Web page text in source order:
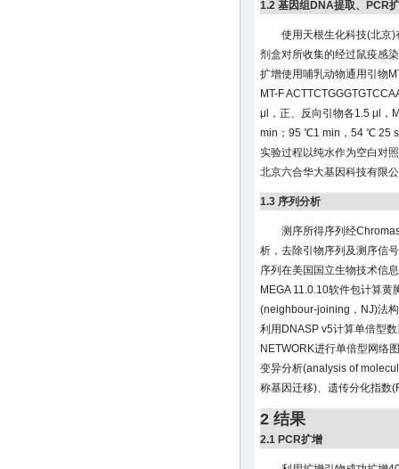
1.2 基因组DNA提取、PCR
使用天根生化科技(北京
剂盒对所收集的经过鼠疫感
扩增使用哺乳动物通用引物
MT-F
μl，正、反向引物各1.5 μl，
min；95 ℃1 min，54 ℃ 25
实验过程以纯水作为空白对
北京六合华大基因科技有限
1.3 序列分析
测序所得序列经
析，去除引物序列及测序信
序列在美国国立生物技术信
MEGA 11.0.10软件包计算黄
(neighbour-joining，NJ)法
利用DNASP v5计算单倍型
NETWORK进行单倍型网络
变异分析(analysis of
称基因迁移)、遗传分化指数
2 结果
2.1 PCR扩增